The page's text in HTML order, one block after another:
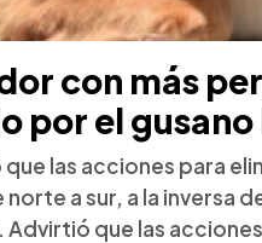
con más
por el
que las acciones para
norte a sur, a la inversa
que las